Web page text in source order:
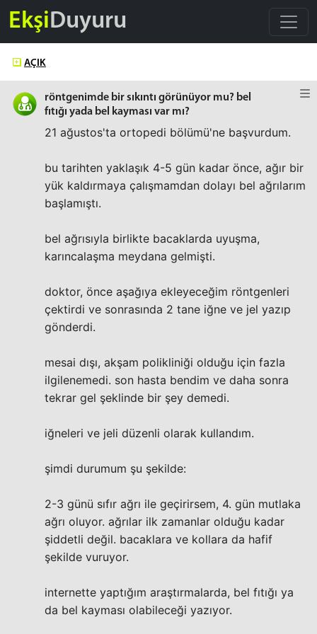
EkşiDuyuru
AÇIK
röntgenimde bir sıkıntı görünüyor mu? bel
fıtığı yada bel kayması var mı?
21 ağustos'ta ortopedi bölümü'ne başvurdum.
bu tarihten yaklaşık 4-5 gün kadar önce, ağır bir
yük kaldırmaya çalışmamdan dolayı bel ağrılarım
başlamıştı.
bel ağrısıyla birlikte bacaklarda uyuşma,
karıncalaşma meydana gelmişti.
doktor, önce aşağıya ekleyeceğim röntgenleri
çektirdi ve sonrasında 2 tane iğne ve jel yazıp
gönderdi.
mesai dışı, akşam polikliniği olduğu için fazla
ilgilenemedi. son hasta bendim ve daha sonra
tekrar gel şeklinde bir şey demedi.
iğneleri ve jeli düzenli olarak kullandım.
şimdi durumum şu şekilde:
2-3 günü sıfır ağrı ile geçirirsem, 4. gün mutlaka
ağrı oluyor. ağrılar ilk zamanlar olduğu kadar
şiddetli değil. bacaklara ve kollara da hafif
şekilde vuruyor.
internette yaptığım araştırmalarda, bel fıtığı ya
da bel kayması olabileceği yazıyor.